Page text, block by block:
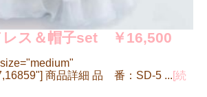
レス＆帽子set ￥16,500
商品詳細 品 番：SD-5 ...[続